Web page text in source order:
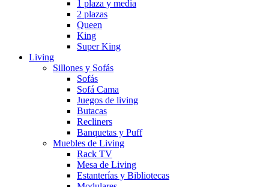
1 plaza y media
2 plazas
Queen
King
Super King
Living
Sillones y Sofás
Sofás
Sofá Cama
Juegos de living
Butacas
Recliners
Banquetas y Puff
Muebles de Living
Rack TV
Mesa de Living
Estanterías y Bibliotecas